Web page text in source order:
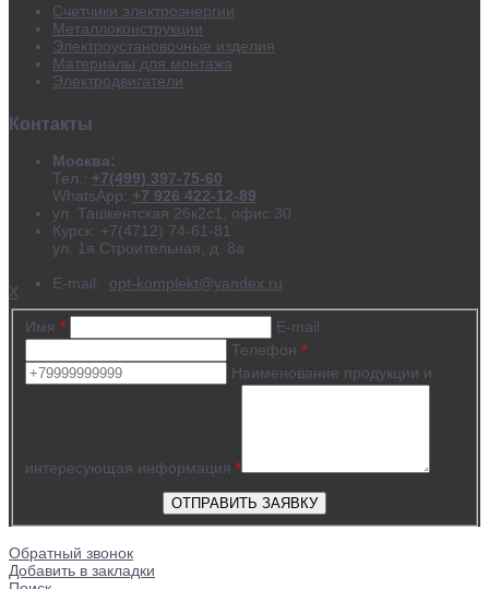
Счетчики электроэнергии
Металлоконструкции
Электроустановочные изделия
Материалы для монтажа
Электродвигатели
Контакты
Москва:
Тел.: +7(499) 397-75-60
WhatsApp: +7 926 422-12-89
ул. Ташкентская 26к2с1, офис 30
Курск: +7(4712) 74-61-81
ул. 1я Строительная, д. 8а
E-mail: opt-komplekt@yandex.ru
X
Имя *
E-mail
Телефон *
Наименование продукции и
интересующая информация *
Обратный звонок
Добавить в закладки